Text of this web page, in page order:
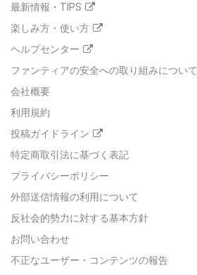
最新情報・TIPS
楽しみ方・使い方
ヘルプセンター
ファンティアの安全への取り組みについて
会社概要
利用規約
投稿ガイドライン
特定商取引法に基づく表記
プライバシーポリシー
外部送信情報の利用について
反社会的勢力に対する基本方針
お問い合わせ
不正なユーザー・コンテンツの報告